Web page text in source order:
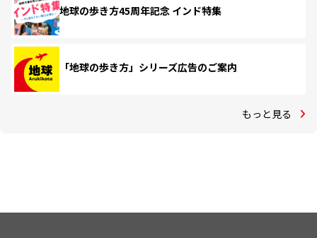
地球の歩き方45周年記念 インド特集
「地球の歩き方」シリーズ広告のご案内
もっと見る